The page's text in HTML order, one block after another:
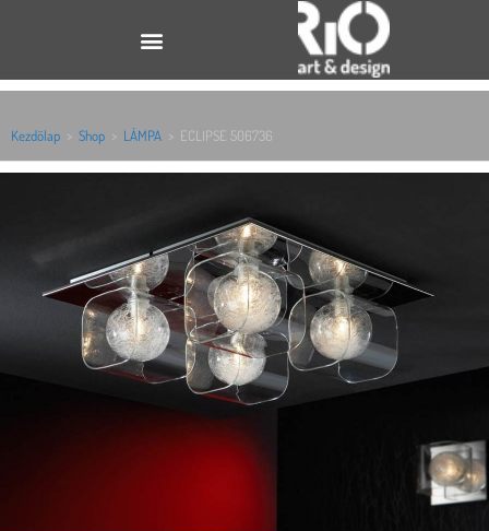
Kezdőlap > Shop > LÁMPA > ECLIPSE 506736